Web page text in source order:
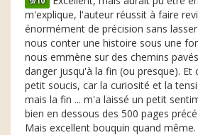
m'explique, l'auteur réussit à faire
énormément de précision sans
nous conter une histoire sous une
nous emmène sur des chemins
danger jusqu'à la fin (ou presque). Et
petit soucis, car la curiosité et la
mais la fin ... m'a laissé un petit
bien en dessous des 500 pages
Mais excellent bouquin quand même.